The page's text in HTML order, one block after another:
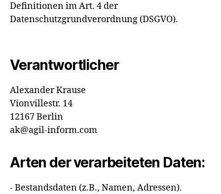
Definitionen im Art. 4 der
Datenschutzgrundverordnung (DSGVO).
Verantwortlicher
Alexander Krause
Vionvillestr. 14
12167 Berlin
ak@agil-inform.com
Arten der verarbeiteten Daten:
- Bestandsdaten (z.B., Namen, Adressen).